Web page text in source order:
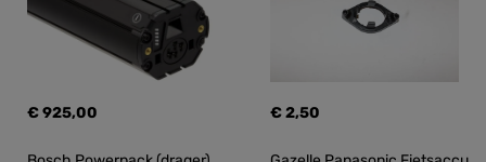
€ 925,00 € 2,50